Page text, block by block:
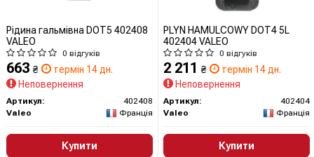
Рідина гальмівна DOT5 402408
VALEO
0 відгуків
663 ₴
термін 14 дн.
Неповернення
Артикул:
402408
Valeo
Франція
Купити
PLYN HAMULCOWY DOT4 5L
402404 VALEO
0 відгуків
2 211 ₴
термін 14 дн.
Неповернення
Артикул:
402404
Valeo
Франція
Купити